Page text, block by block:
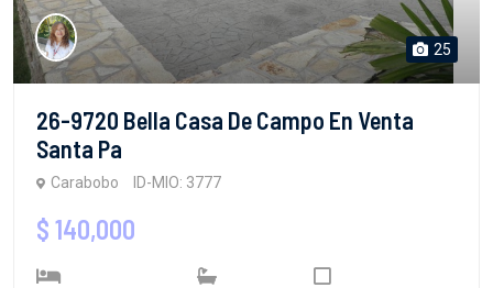
25
26-9720 Bella Casa De Campo En Venta
Santa Pa
Carabobo ID-MIO: 3777
$ 140,000